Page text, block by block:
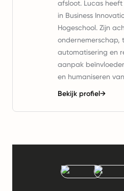
afsloot. Lucas
in Business
Hogeschool. Zijn
ondernemerschap,
automatisering en
aanpak
en humaniseren
Bekijk profiel→